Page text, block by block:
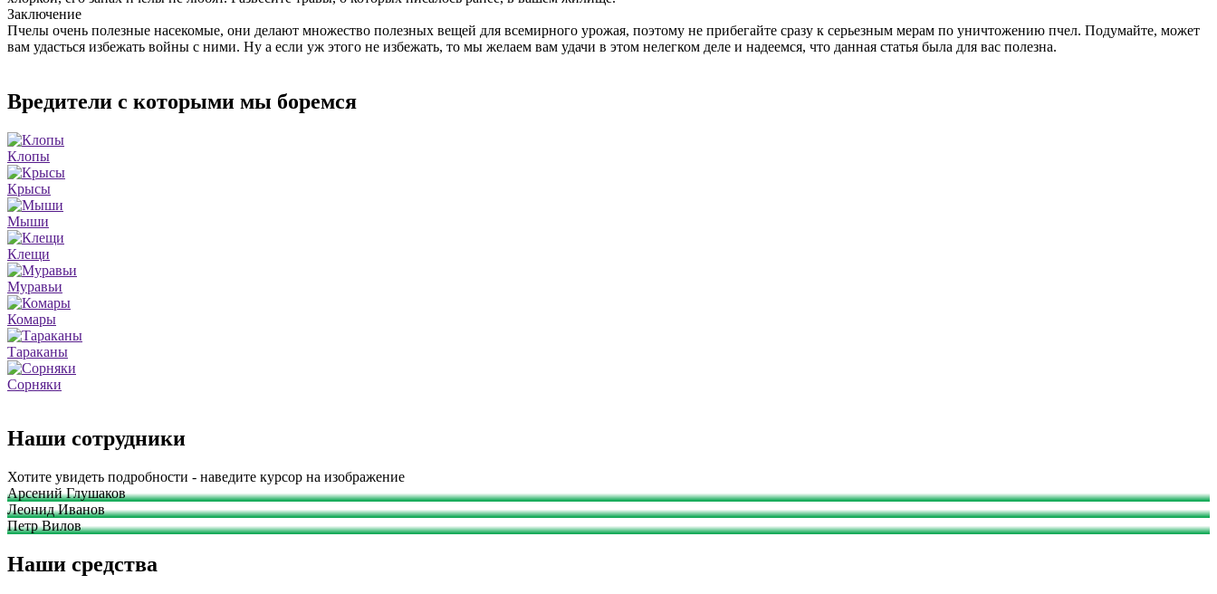
Заключение
Пчелы очень полезные насекомые, они делают множество полезных вещей для всемирного урожая, поэтому не прибегайте сразу к серьезным мерам по уничтожению пчел. Подумайте, может
вам удасться избежать войны с ними. Ну а если уж этого не избежать, то мы желаем вам удачи в этом нелегком деле и надеемся, что данная статья была для вас полезна.
Вредители с которыми мы боремся
Клопы
Крысы
Мыши
Клещи
Муравьи
Комары
Тараканы
Сорняки
Наши сотрудники
Хотите увидеть подробности - наведите курсор на изображение
Арсений Глушаков
Леонид Иванов
Петр Вилов
Наши средства